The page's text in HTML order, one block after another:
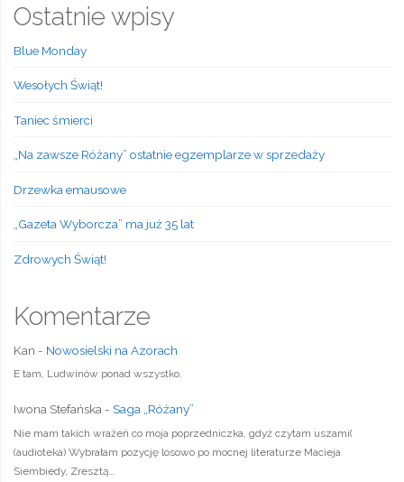
Ostatnie wpisy
Blue Monday
Wesołych Świąt!
Taniec śmierci
„Na zawsze Różany” ostatnie egzemplarze w sprzedaży
Drzewka emausowe
„Gazeta Wyborcza” ma już 35 lat
Zdrowych Świąt!
Komentarze
Kan - Nowosielski na Azorach
E tam, Ludwinów ponad wszystko.
Iwona Stefańska- Saga „Różany”
Nie mam takich wrażeń co moja poprzedniczka, gdyż czytam uszami(
(audioteka) Wybrałam pozycję losowo po mocnej literaturze Macieja
Siembiedy, Zresztą…